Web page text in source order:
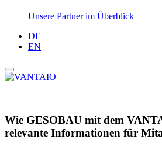
Unsere Partner im Überblick
DE
EN
Wie GESOBAU mit dem
relevante Informationen für